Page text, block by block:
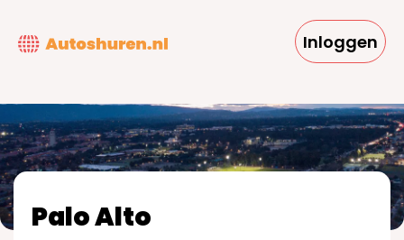
naar
gaan
Inloggen
Palo Alto